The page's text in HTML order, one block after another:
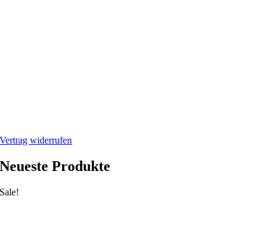
Vertrag widerrufen
Neueste Produkte
Sale!